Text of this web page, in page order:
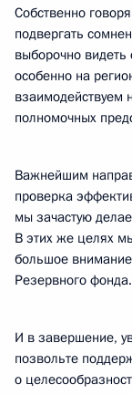
Собственно
подвергать
выборочно видеть
особенно на
взаимодействуем
полномочных
Важнейшим
проверка
мы зачастую
В этих же целях
большое
Резервного фонда.
И в завершение,
позвольте
о